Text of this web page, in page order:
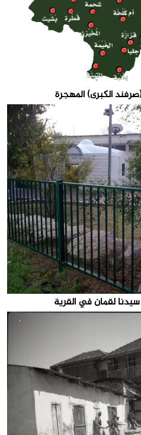
الكبرى) المهجرة
لقمان في القرية